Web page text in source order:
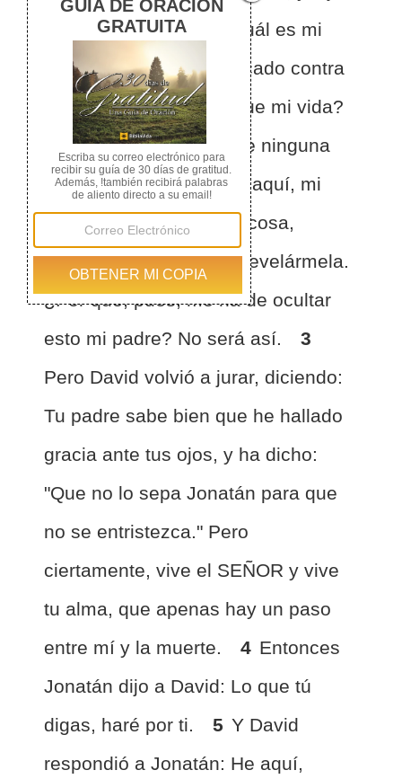
¿Qué he hecho yo? ¿Cuál es mi
maldad y cuál es mi pecado contra
tu padre para que busque mi vida?
Y él le respondió: De ninguna
manera; no morirás. He aquí, mi
padre no hace ninguna cosa,
grande o pequeña, sin revelármela.
¿Por qué, pues, me ha de ocultar
esto mi padre? No será así.
3
Pero David volvió a jurar, diciendo:
Tu padre sabe bien que he hallado
gracia ante tus ojos, y ha dicho:
"Que no lo sepa Jonatán para que
no se entristezca." Pero
ciertamente, vive el SEÑOR y vive
tu alma, que apenas hay un paso
entre mí y la muerte.
4 Entonces
Jonatán dijo a David: Lo que tú
digas, haré por ti.
5 Y David
respondió a Jonatán: He aquí,